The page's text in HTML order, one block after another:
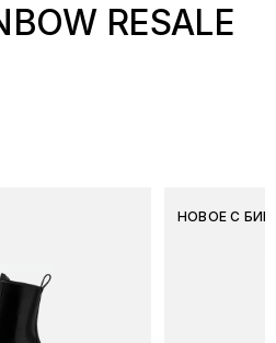
RESALE
НОВОЕ С